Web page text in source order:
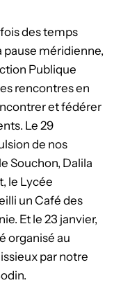
fois des temps
pause méridienne,
Publique
rencontres en
et fédérer
Le 29
de nos
Souchon, Dalila
le Lycée
un Café des
Et le 23 janvier,
organisé au
par notre